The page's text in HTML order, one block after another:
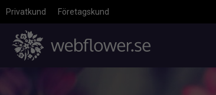
Privatkund Företagskund